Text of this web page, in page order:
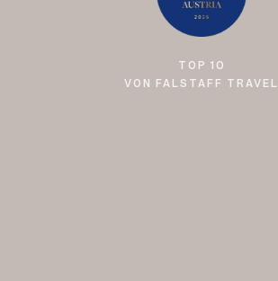
TOP 10
VON FALSTAFF TRAVEL